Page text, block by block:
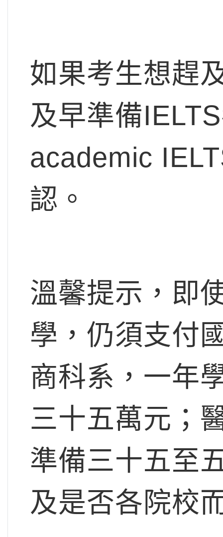
如果考生想趕
及早準備
academic
認。
溫馨提示，即
學，仍須支付
商科系，一年
三十五萬元；
準備三十五至
及是否各院校